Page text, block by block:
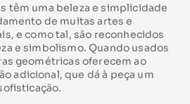
têm uma beleza e simplicidade
de muitas artes e
e como tal, são reconhecidos
e simbolismo. Quando usados
geométricas oferecem ao
adicional, que dá à peça um